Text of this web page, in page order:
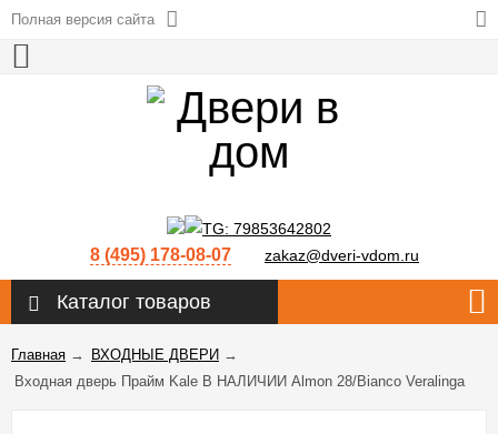
Полная версия сайта
8 (495) 178-08-07 zakaz@dveri-vdom.ru
Каталог товаров
Главная → ВХОДНЫЕ ДВЕРИ →
Входная дверь Прайм Kale В НАЛИЧИИ Almon 28/Bianco Veralinga